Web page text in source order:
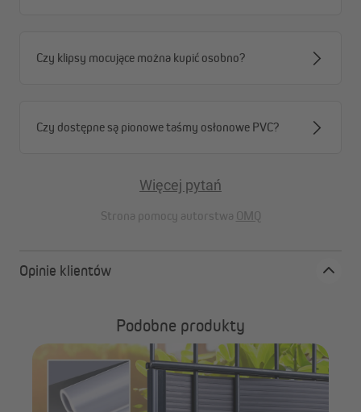
Czy klipsy mocujące można kupić osobno?
Czy dostępne są pionowe taśmy osłonowe PVC?
Więcej pytań
Strona pomocy autorstwa OMQ
Opinie klientów
Podobne produkty